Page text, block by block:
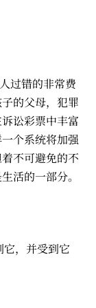
过错的非常费
的父母，犯罪
讼彩票中丰富
个系统将加强
不可避免的不
活的一部分。
它，并受到它